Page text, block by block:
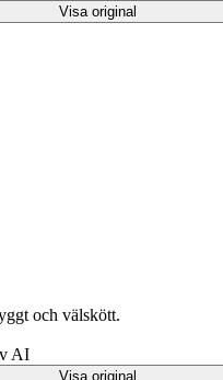
Visa original
och välskött.
AI
Visa original